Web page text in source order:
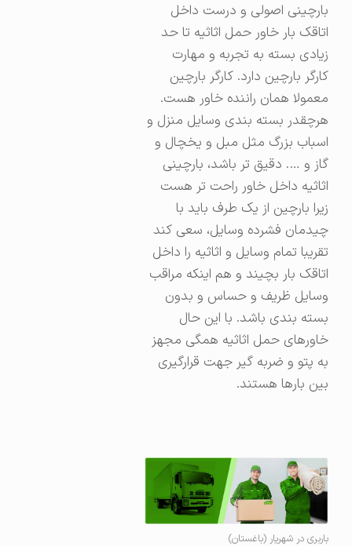
بارچینی اصولی و درست داخل
اتاقک بار خاور حمل اثاثیه تا حد
زیادی بسته به تجربه و مهارت
کارگر بارچین دارد. کارگر بارچین
معمولا همان راننده خاور هست.
هرچقدر بسته بندی وسایل منزل و
اسباب بزرگ مثل مبل و یخچال و
گاز و …. دقیق تر باشد، بارچینی
اثاثیه داخل خاور راحت تر هست
زیرا بارچین از یک طرف باید با
چیدمان فشرده وسایل، سعی کند
تقریبا تمام وسایل و اثاثیه را داخل
اتاقک بار بچیند و هم اینکه مراقب
وسایل ظریف و حساس و بدون
بسته بندی باشد. با این حال
خاورهای حمل اثاثیه همگی مجهز
به پتو و ضربه گیر جهت قرارگیری
بین بارها هستند.
باربری در شهریار (باغستان)